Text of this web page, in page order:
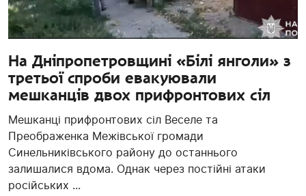
На Дніпропетровщині «Білі янголи» з
третьої спроби евакуювали
мешканців двох прифронтових сіл
Мешканці прифронтових сіл Веселе та
Преображенка Межівської громади
Синельниківського району до останнього
залишалися вдома. Однак через постійні атаки
російських ...